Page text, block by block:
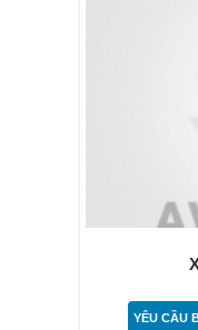
YÊU CẦU